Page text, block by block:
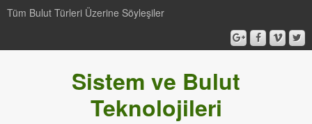
Tüm Bulut Türleri Üzerine Söyleşiler
Sistem ve Bulut
Teknolojileri